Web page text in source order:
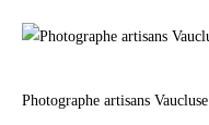
Photographe artisans Vaucluse